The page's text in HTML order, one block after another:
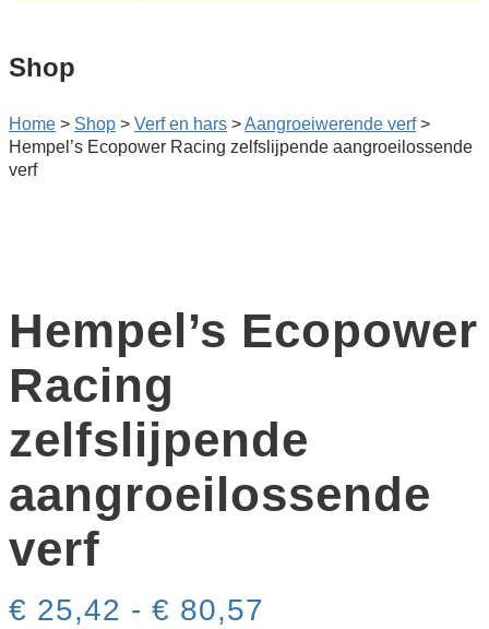
Shop
Home > Shop > Verf en hars >Aangroei­werende verf>
Hempel’s Ecopower Racing zelfslijpende aangroeilossende
verf
Hempel’s Ecopower
Racing
zelfslijpende
aangroeilossende
verf
€ 25,42 - € 80,57